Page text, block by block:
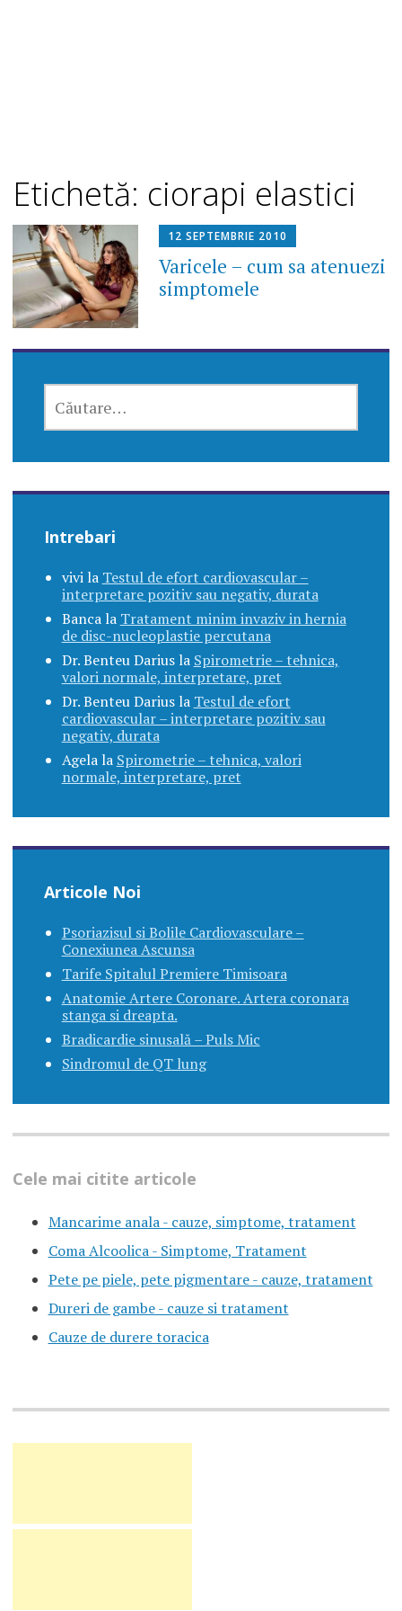
Etichetă: ciorapi elastici
12 SEPTEMBRIE 2010
Varicele – cum sa atenuezi
simptomele
DUPĂ:
Intrebari
vivila Testul de efort cardiovascular –
interpretare pozitiv sau negativ, durata
Bancala Tratament minim invaziv in hernia
de disc-nucleoplastie percutana
Dr. Benteu Dariusla Spirometrie – tehnica,
valori normale, interpretare, pret
Dr. Benteu Dariusla Testul de efort
cardiovascular – interpretare pozitiv sau
negativ, durata
Agelala Spirometrie – tehnica, valori
normale, interpretare, pret
Articole Noi
Psoriazisul si Bolile Cardiovasculare –
Conexiunea Ascunsa
Tarife Spitalul Premiere Timisoara
Anatomie Artere Coronare. Artera coronara
stanga si dreapta.
Bradicardie sinusală – Puls Mic
Sindromul de QT lung
Cele mai citite articole
Mancarime anala - cauze, simptome, tratament
Coma Alcoolica - Simptome, Tratament
Pete pe piele, pete pigmentare - cauze, tratament
Dureri de gambe - cauze si tratament
Cauze de durere toracica